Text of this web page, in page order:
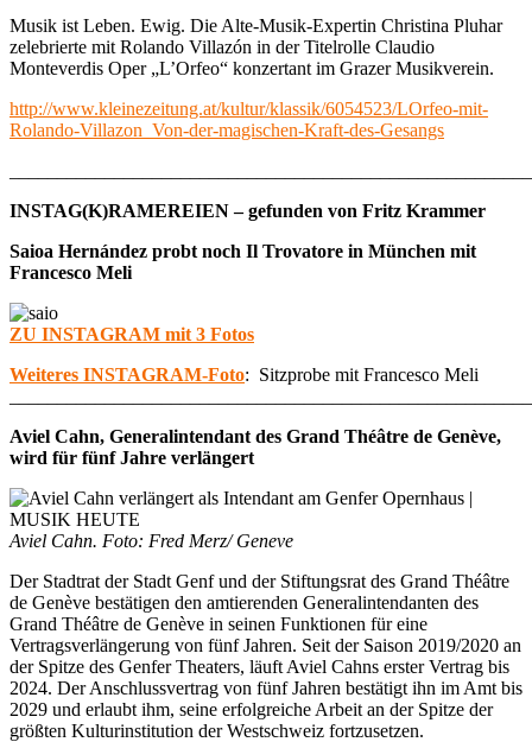
Musik ist Leben. Ewig. Die Alte-Musik-Expertin Christina Pluhar
zelebrierte mit Rolando Villazón in der Titelrolle Claudio
Monteverdis Oper „L’Orfeo“ konzertant im Grazer Musikverein.
http://www.kleinezeitung.at/kultur/klassik/6054523/LOrfeo-mit-
Rolando-Villazon_Von-der-magischen-Kraft-des-Gesangs
INSTAG(K)RAMEREIEN – gefunden von Fritz Krammer
Saioa Hernández probt noch Il Trovatore in München mit
Francesco Meli
ZU INSTAGRAM mit 3 Fotos
Weiteres INSTAGRAM-Foto: Sitzprobe mit Francesco Meli
Aviel Cahn, Generalintendant des Grand Théâtre de Genève,
wird für fünf Jahre verlängert
Aviel Cahn. Foto: Fred Merz/ Geneve
Der Stadtrat der Stadt Genf und der Stiftungsrat des Grand Théâtre
de Genève bestätigen den amtierenden Generalintendanten des
Grand Théâtre de Genève in seinen Funktionen für eine
Vertragsverlängerung von fünf Jahren. Seit der Saison 2019/2020 an
der Spitze des Genfer Theaters, läuft Aviel Cahns erster Vertrag bis
2024. Der Anschlussvertrag von fünf Jahren bestätigt ihn im Amt bis
2029 und erlaubt ihm, seine erfolgreiche Arbeit an der Spitze der
größten Kulturinstitution der Westschweiz fortzusetzen.